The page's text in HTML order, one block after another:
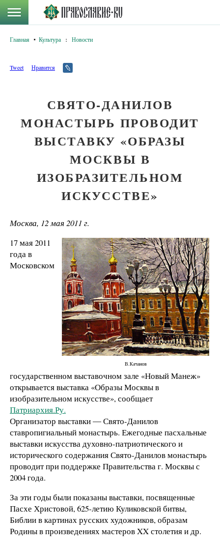
Главная Культура : Новости
Tweet Нравится
СВЯТО-ДАНИЛОВ
МОНАСТЫРЬ ПРОВОДИТ
ВЫСТАВКУ «ОБРАЗЫ
МОСКВЫ В
ИЗОБРАЗИТЕЛЬНОМ
ИСКУССТВЕ»
Москва, 12 мая 2011 г.
В.Качанов
17 мая 2011
года в
Московском
государственном выставочном зале «Новый Манеж»
открывается выставка «Образы Москвы в
изобразительном искусстве», сообщает
Патриархия.Ру.
Организатор выставки ― Свято-Данилов
ставропигиальный монастырь. Ежегодные пасхальные
выставки искусства духовно-патриотического и
исторического содержания Свято-Данилов монастырь
проводит при поддержке Правительства г. Москвы с
2004 года.
За эти годы были показаны выставки, посвященные
Пасхе Христовой, 625-летию Куликовской битвы,
Библии в картинах русских художников, образам
Родины в произведениях мастеров XX столетия и др.